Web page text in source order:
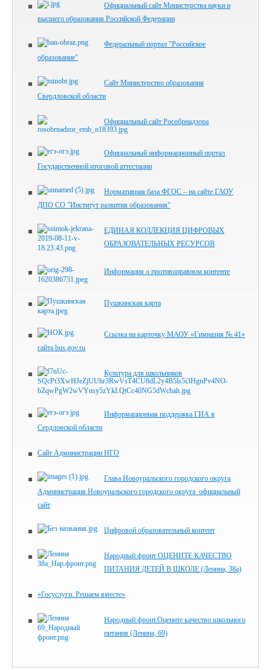
Официальный сайт Министерства науки и
высшего образования Российской Федерации
Федеральный портал "Российское
образование"
Сайт Министерство образования
Свердловской области
Официальный сайт Рособрнадзора
Официальный информационный портал
Государственной итоговой аттестации
Нормативная база ФГОС – на сайте ГАОУ
ДПО СО "Институт развития образования"
ЕДИНАЯ КОЛЛЕКЦИЯ ЦИФРОВЫХ
ОБРАЗОВАТЕЛЬНЫХ РЕСУРСОВ
Информация о противоправном контенте
Пушкинская карта
Ссылка на карточку МАОУ «Гимназия № 41»
сайта bus.gov.ru
Культура для школьников
Информационная поддержка ГИА в
Сердловской области
Сайт Администрации НГО
Глава Новоуральского городского округа
Администрация Новоуральского городского округа_официальный
сайт
Цифровой образовательный контент
Народный фронт ОЦЕНИТЕ КАЧЕСТВО
ПИТАНИЯ ДЕТЕЙ В ШКОЛЕ (Ленина, 38а)
«Госуслуги. Решаем вместе»
Народный фронт.Оцените качество школьного
питания (Ленина, 69)